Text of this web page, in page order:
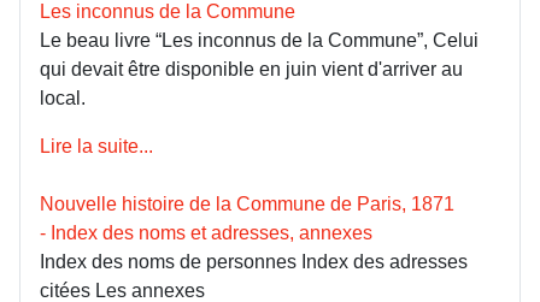
Les inconnus de la Commune
Le beau livre “Les inconnus de la Commune”, Celui
qui devait être disponible en juin vient d'arriver au
local.
Lire la suite...
Nouvelle histoire de la Commune de Paris, 1871
- Index des noms et adresses, annexes
Index des noms de personnes Index des adresses
citées Les annexes